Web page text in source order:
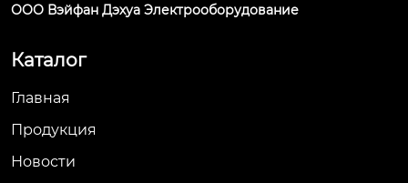
ООО Вэйфан Дэхуа Электрооборудование
Каталог
Главная
Продукция
Новости